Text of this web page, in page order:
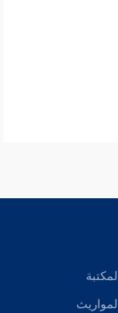
المكتبة
المواريث